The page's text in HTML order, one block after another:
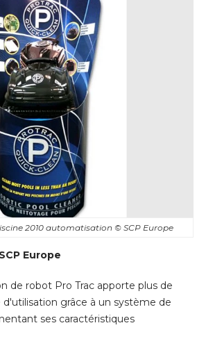
2010 automatisation © SCP Europe
Europe
de robot Pro Trac apporte plus de
grâce à un système de
ses caractéristiques